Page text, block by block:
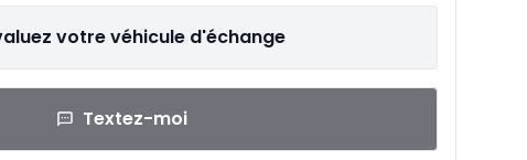
votre véhicule d'échange
Textez-moi